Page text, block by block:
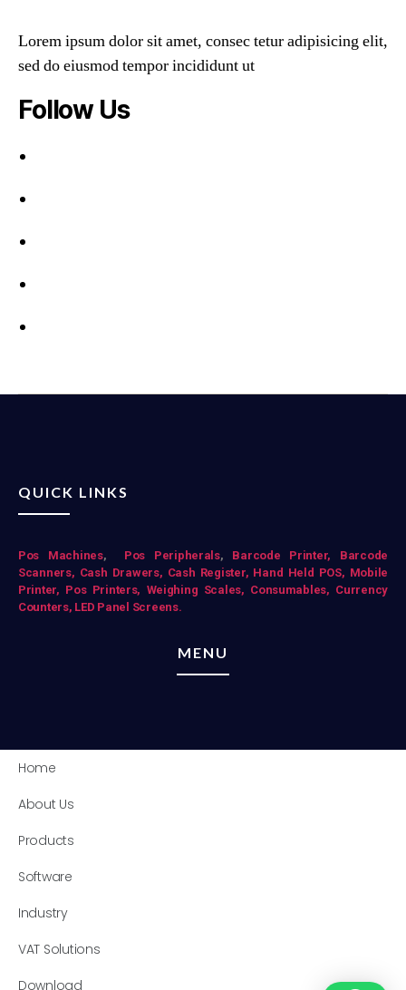
Lorem ipsum dolor sit amet, consec tetur adipisicing elit,
sed do eiusmod tempor incididunt ut
Follow Us
QUICK LINKS
Pos Machines, Pos Peripherals, Barcode Printer,
Barcode
Scanners, Cash Drawers, Cash Register, Hand Held POS, Mobile
Printer, Pos Printers, Weighing Scales, Consumables, Currency
Counters, LED Panel Screens.
MENU
Home
About Us
Products
Software
Industry
VAT Solutions
Download